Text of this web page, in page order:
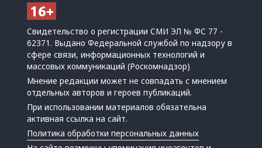
Свидетельство о регистрации СМИ ЭЛ № ФС 77 -
62371. Выдано Федеральной службой по надзору в
сфере связи, информационных технологий и
массовых коммуникаций (Роскомнадзор)
Мнение редакции может не совпадать с мнением
отдельных авторов и героев публикаций.
При использовании материалов обязательна
активная ссылка на сайт.
Политика обработки персональных данных